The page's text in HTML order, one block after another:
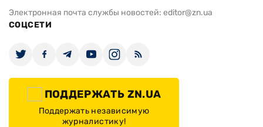
Электронная почта службы новостей: editor@zn.ua
СОЦСЕТИ
ПОДДЕРЖАТЬ ZN.UA
Поддержать независимую
журналистику!